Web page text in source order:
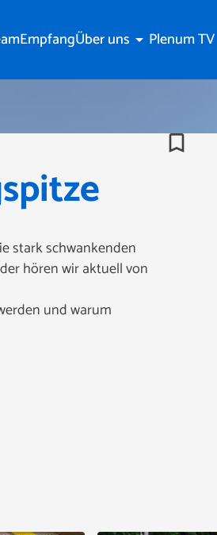
EmpfangÜber uns arrow_drop_down Plenum TV
bookmark_border
stark schwankenden
hören wir aktuell von
und warum